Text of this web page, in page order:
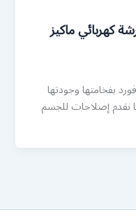
فورد 99007366 ورشة كهربائي ماكيز
بفخامتها وجودتها
نقدم إصلاحات للجسم